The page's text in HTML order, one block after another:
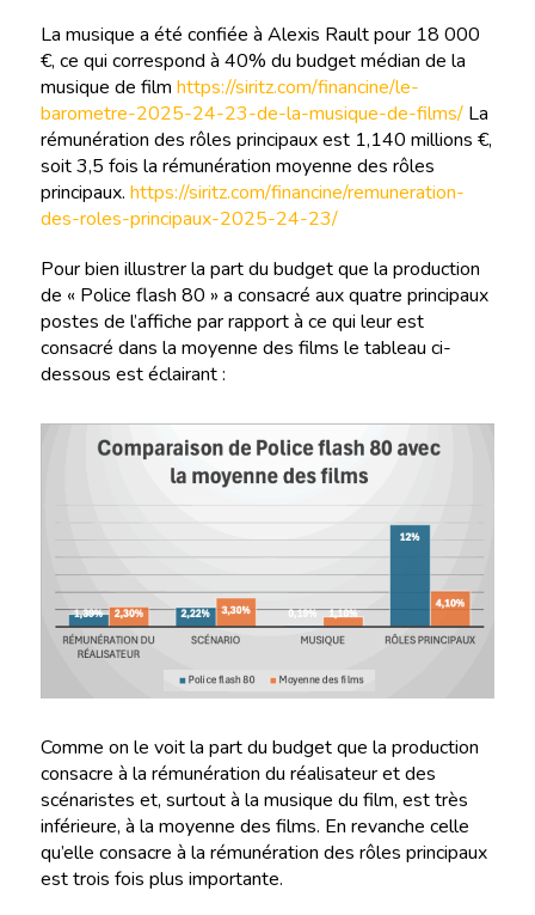
La musique a été confiée à Alexis Rault pour 18 000
€, ce qui correspond à 40% du budget médian de la
musique de film https://siritz.com/financine/le-
barometre-2025-24-23-de-la-musique-de-films/La
rémunération des rôles principaux est 1,140 millions €,
soit 3,5 fois la rémunération moyenne des rôles
principaux. https://siritz.com/financine/remuneration-
des-roles-principaux-2025-24-23/
Pour bien illustrer la part du budget que la production
de « Police flash 80 » a consacré aux quatre principaux
postes de l’affiche par rapport à ce qui leur est
consacré dans la moyenne des films le tableau ci-
dessous est éclairant :
Comme on le voit la part du budget que la production
consacre à la rémunération du réalisateur et des
scénaristes et, surtout à la musique du film, est très
inférieure, à la moyenne des films. En revanche celle
qu’elle consacre à la rémunération des rôles principaux
est trois fois plus importante.